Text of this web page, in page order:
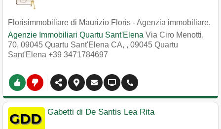
Florisimmobiliare di Maurizio Floris - Agenzia immobiliare.
Agenzie Immobiliari Quartu Sant'Elena Via Ciro Menotti,
70, 09045 Quartu Sant'Elena CA, , 09045 Quartu
Sant'Elena +39 3471784697
Gabetti di De Santis Lea Rita